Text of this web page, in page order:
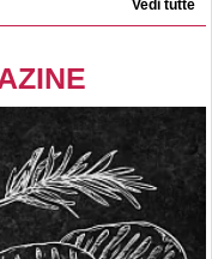
Vedi tutte